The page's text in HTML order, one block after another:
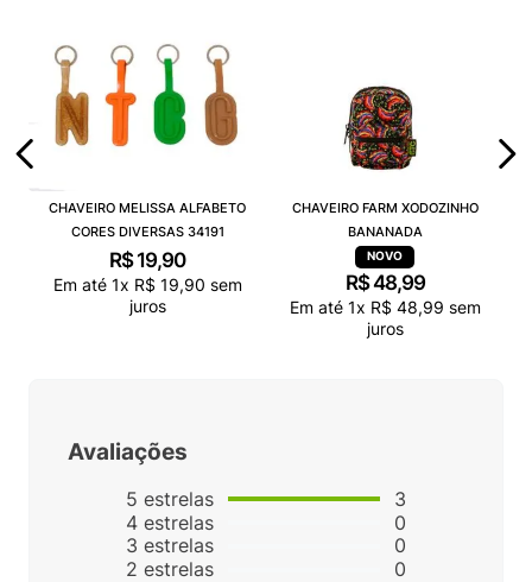
CHAVEIRO MELISSA ALFABETO
CORES DIVERSAS 34191
R$ 19,90
Em até 1x R$ 19,90 sem
juros
CHAVEIRO FARM XODOZINHO
BANANADA
R$48,99
Em até 1x R$ 48,99 sem
juros
Avaliações
5 estrelas
4 estrelas
3 estrelas
2 estrelas
3
0
0
0